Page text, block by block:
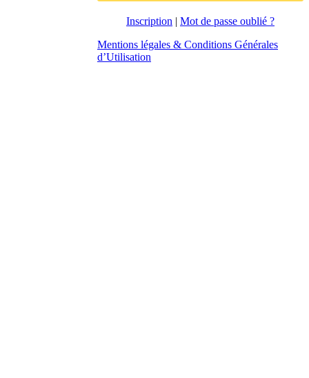
Inscription | Mot de passe oublié ?
Mentions légales & Conditions Générales
d’Utilisation